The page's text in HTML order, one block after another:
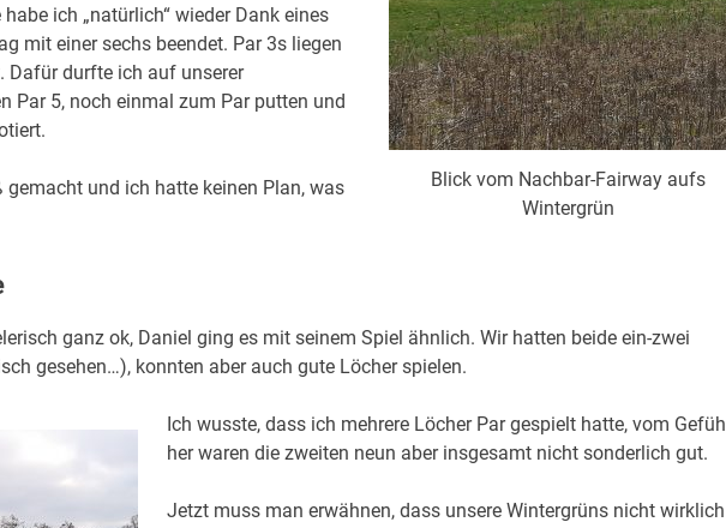
Blick vom Nachbar-Fairway aufs
Wintergrün
ich „natürlich“ wieder Dank eines
mit einer sechs beendet. Par 3s liegen
Dafür durfte ich auf unserer
Par 5, noch einmal zum Par putten und
gemacht und ich hatte keinen Plan, was
ganz ok, Daniel ging es mit seinem Spiel ähnlich. Wir hatten beide ein-zwei
gesehen…), konnten aber auch gute Löcher spielen.
Ich wusste, dass ich mehrere Löcher Par gespielt hatte, vom
her waren die zweiten neun aber insgesamt nicht sonderlich gut.
Jetzt muss man erwähnen, dass unsere Wintergrüns nicht wirklich